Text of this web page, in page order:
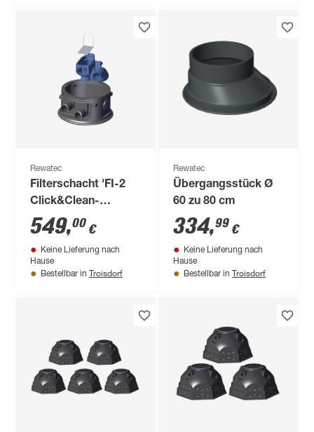
Rewatec
Filterschacht 'FI-2
Click&Clean-
System'
549,00 €
Keine Lieferung nach
Hause
Bestellbar in Troisdorf
Rewatec
Übergangsstück Ø
60 zu 80 cm
334,99 €
Keine Lieferung nach
Hause
Bestellbar in Troisdorf